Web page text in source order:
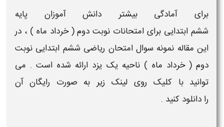
برای آمادگی بیشتر دانش آموزان پایه
ششم ابتدایی برای امتحانات نوبت دوم ( خرداد ماه ) ، در
این مقاله نمونه سوال امتحان ریاضی ششم ابتدایی نوبت
دوم ( خرداد ماه ) ناحیه یک یزد ارائه شده است . می
توانید با کلیک روی لینک زیر به صورت رایگان آن
را دانلود کنید .